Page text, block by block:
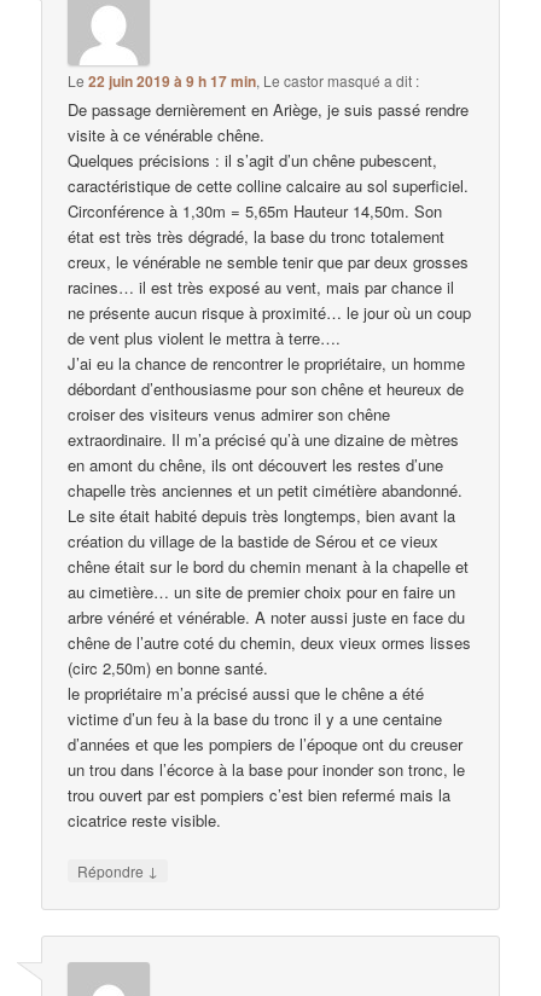
Le22 juin 2019 à 9 h 17 min, Le castor masqué a dit :
De passage dernièrement en Ariège, je suis passé rendre
visite à ce vénérable chêne.
Quelques précisions : il s’agit d’un chêne pubescent,
caractéristique de cette colline calcaire au sol superficiel.
Circonférence à 1,30m = 5,65m Hauteur 14,50m. Son
état est très très dégradé, la base du tronc totalement
creux, le vénérable ne semble tenir que par deux grosses
racines… il est très exposé au vent, mais par chance il
ne présente aucun risque à proximité… le jour où un coup
de vent plus violent le mettra à terre….
J’ai eu la chance de rencontrer le propriétaire, un homme
débordant d’enthousiasme pour son chêne et heureux de
croiser des visiteurs venus admirer son chêne
extraordinaire. Il m’a précisé qu’à une dizaine de mètres
en amont du chêne, ils ont découvert les restes d’une
chapelle très anciennes et un petit cimétière abandonné.
Le site était habité depuis très longtemps, bien avant la
création du village de la bastide de Sérou et ce vieux
chêne était sur le bord du chemin menant à la chapelle et
au cimetière… un site de premier choix pour en faire un
arbre vénéré et vénérable. A noter aussi juste en face du
chêne de l’autre coté du chemin, deux vieux ormes lisses
(circ 2,50m) en bonne santé.
le propriétaire m’a précisé aussi que le chêne a été
victime d’un feu à la base du tronc il y a une centaine
d’années et que les pompiers de l’époque ont du creuser
un trou dans l’écorce à la base pour inonder son tronc, le
trou ouvert par est pompiers c’est bien refermé mais la
cicatrice reste visible.
Répondre ↓